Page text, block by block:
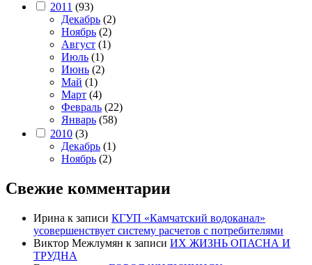
2011 (93)
Декабрь (2)
Ноябрь (2)
Август (1)
Июль (1)
Июнь (2)
Май (1)
Март (4)
Февраль (22)
Январь (58)
2010 (3)
Декабрь (1)
Ноябрь (2)
Свежие комментарии
Ирина к записи КГУП «Камчатский водоканал»
усовершенствует систему расчетов с потребителями
Виктор Межлумян к записи ИХ ЖИЗНЬ ОПАСНА И
ТРУДНА